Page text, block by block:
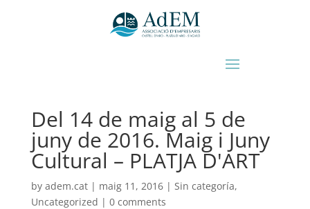
Del 14 de maig al 5 de
juny de 2016. Maig i Juny
Cultural – PLATJA D'ART
by adem.cat| maig 11, 2016| Sin categoría,
Uncategorized | 0 comments